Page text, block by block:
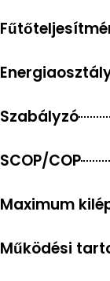
Szabályzó
SCOP/COP
Maximum
Működési